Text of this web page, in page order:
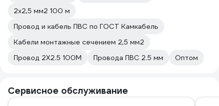
2х2,5 мм2 100 м
Провод и кабель ПВС по ГОСТ Камкабель
Кабели монтажные сечением 2,5 мм2
Провод 2Х2.5 100М
Провода ПВС 2.5 мм Оптом
Сервисное обслуживание